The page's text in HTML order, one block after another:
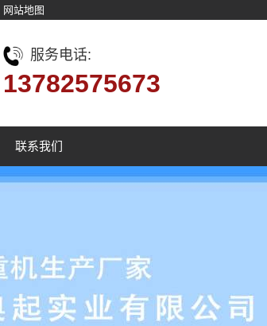
网站地图
服务电话:
13782575673
联系我们